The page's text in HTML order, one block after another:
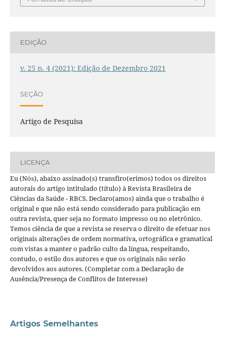
EDIÇÃO
v. 25 n. 4 (2021): Edição de Dezembro 2021
SEÇÃO
Artigo de Pesquisa
LICENÇA
Eu (Nós), abaixo assinado(s) transfiro(erimos) todos os direitos
autorais do artigo intitulado (título) à Revista Brasileira de
Ciências da Saúde - RBCS. Declaro(amos) ainda que o trabalho é
original e que não está sendo considerado para publicação em
outra revista, quer seja no formato impresso ou no eletrônico.
Temos ciência de que a revista se reserva o direito de efetuar nos
originais alterações de ordem normativa, ortográfica e gramatical
com vistas a manter o padrão culto da língua, respeitando,
contudo, o estilo dos autores e que os originais não serão
devolvidos aos autores. (Completar com a Declaração de
Ausência/Presença de Conflitos de Interesse)
Artigos Semelhantes